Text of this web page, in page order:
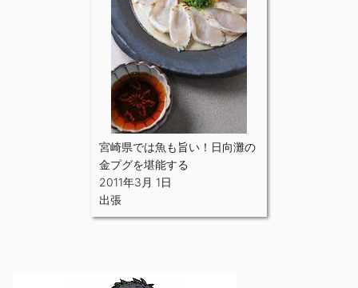
宮崎県では魚も旨い！日向灘の
金プグを堪能する
2011年3月 1日
出張